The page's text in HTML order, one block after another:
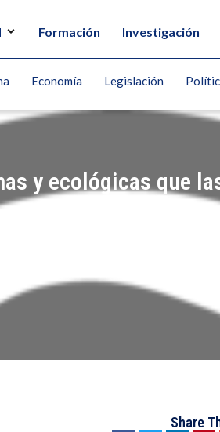
Formación Investigación
Economía Legislación
y ecológicas que
Share